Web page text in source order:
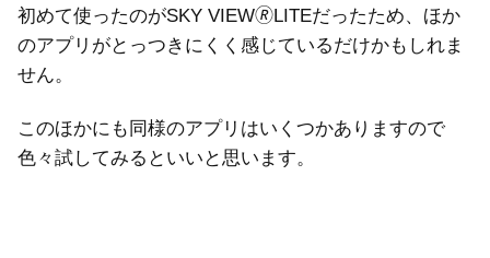
初めて使ったのがSKY VIEW🄬LITEだったため、ほか
のアプリがとっつきにくく感じているだけかもしれま
せん。
このほかにも同様のアプリはいくつかありますので
色々試してみるといいと思います。